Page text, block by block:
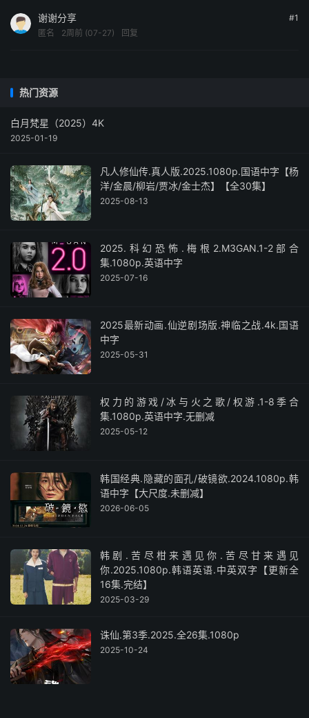
#1
谢谢分享
匿名 2周前 (07-27) 回复
热门资源
白月梵星（2025）4K
2025-01-19
凡人修仙传.真人版.2025.1080p.国语中字【杨
洋/金晨/柳岩/贾冰/金士杰】【全30集】
2025-08-13
2025.科幻恐怖.梅根2.M3GAN.1-2部合
集.1080p.英语中字
2025-07-16
2025最新动画.仙逆剧场版.神临之战.4k.国语
中字
2025-05-31
权力的游戏/冰与火之歌/权游.1-8季合
集.1080p.英语中字.无删减
2025-05-12
韩国经典.隐藏的面孔/破镜欲.2024.1080p.韩
语中字【大尺度.未删减】
2026-06-05
韩剧.苦尽柑来遇见你.苦尽甘来遇见
你.2025.1080p.韩语英语.中英双字【更新全
16集.完结】
2025-03-29
诛仙.第3季.2025.全26集.1080p
2025-10-24